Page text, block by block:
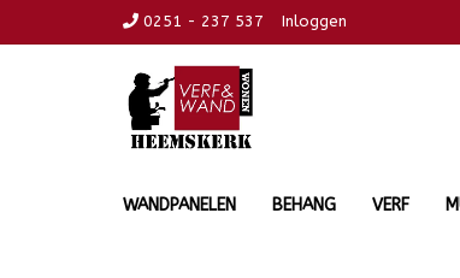
0251 - 237 537 Inloggen
WANDPANELEN BEHANG VERF